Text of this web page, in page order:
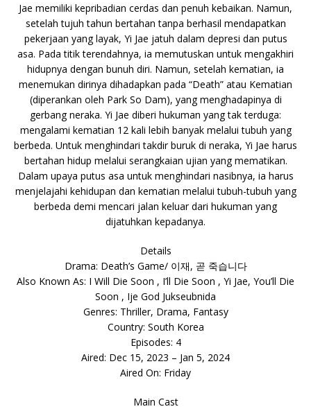
Jae memiliki kepribadian cerdas dan penuh kebaikan. Namun,
setelah tujuh tahun bertahan tanpa berhasil mendapatkan
pekerjaan yang layak, Yi Jae jatuh dalam depresi dan putus
asa. Pada titik terendahnya, ia memutuskan untuk mengakhiri
hidupnya dengan bunuh diri. Namun, setelah kematian, ia
menemukan dirinya dihadapkan pada “Death” atau Kematian
(diperankan oleh Park So Dam), yang menghadapinya di
gerbang neraka. Yi Jae diberi hukuman yang tak terduga:
mengalami kematian 12 kali lebih banyak melalui tubuh yang
berbeda. Untuk menghindari takdir buruk di neraka, Yi Jae harus
bertahan hidup melalui serangkaian ujian yang mematikan.
Dalam upaya putus asa untuk menghindari nasibnya, ia harus
menjelajahi kehidupan dan kematian melalui tubuh-tubuh yang
berbeda demi mencari jalan keluar dari hukuman yang
dijatuhkan kepadanya.
Details
Drama: Death’s Game/ 이재, 곧 죽습니다
Also Known As: I Will Die Soon , I’ll Die Soon , Yi Jae, You’ll Die
Soon , Ije God Jukseubnida
Genres: Thriller, Drama, Fantasy
Country: South Korea
Episodes: 4
Aired: Dec 15, 2023 – Jan 5, 2024
Aired On: Friday
Main Cast